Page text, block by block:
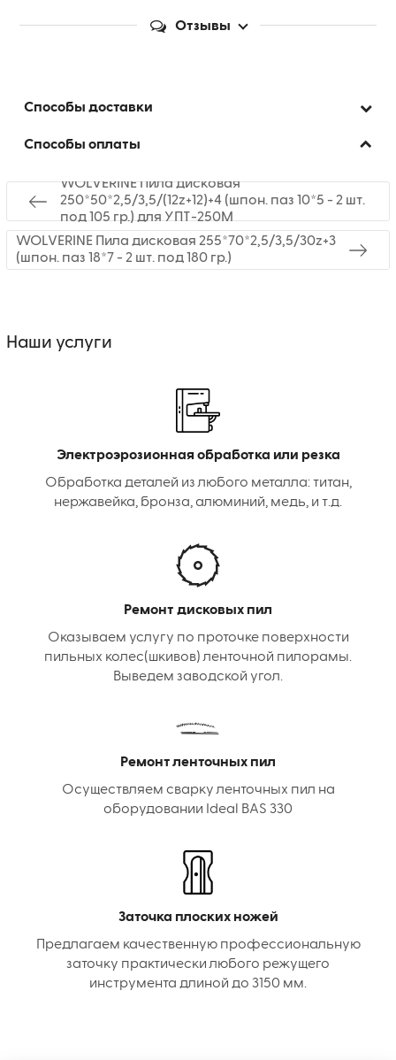
Отзывы
Способы доставки
Способы оплаты
WOLVERINE Пила дисковая
250*50*2,5/3,5/(12z+12)+4 (шпон. паз 10*5 - 2 шт.
под 105 гр.) для УПТ-250М
WOLVERINE Пила дисковая 255*70*2,5/3,5/30z+3
(шпон. паз 18*7 - 2 шт. под 180 гр.)
Наши услуги
Электроэрозионная обработка или резка
Обработка деталей из любого металла: титан,
нержавейка, бронза, алюминий, медь, и т.д.
Ремонт дисковых пил
Оказываем услугу по проточке поверхности
пильных колес(шкивов) ленточной пилорамы.
Выведем заводской угол.
Ремонт ленточных пил
Осуществляем сварку ленточных пил на
оборудовании Ideal BAS 330
Заточка плоских ножей
Предлагаем качественную профессиональную
заточку практически любого режущего
инструмента длиной до 3150 мм.